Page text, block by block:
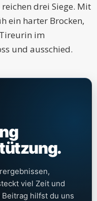
drei Siege. Mit
ein harter Brocken,
im
und ausschied.
viel Zeit und
hilfst du uns